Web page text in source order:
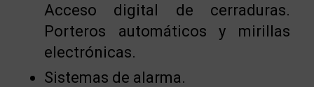
Acceso digital de cerraduras.
Porteros automáticos y mirillas
electrónicas.
Sistemas de alarma.